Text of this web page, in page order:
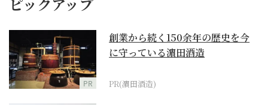
PR
創業から続く150余年の歴史を今
に守っている濵田酒造
PR(濵田酒造)